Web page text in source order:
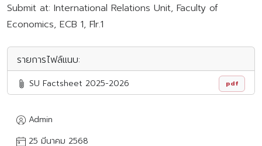
Submit at: International Relations Unit, Faculty of
Economics, ECB 1, Flr.1
รายการไฟล์แนบ:
SU Factsheet 2025-2026 pdf
Admin
25 มีนาคม 2568